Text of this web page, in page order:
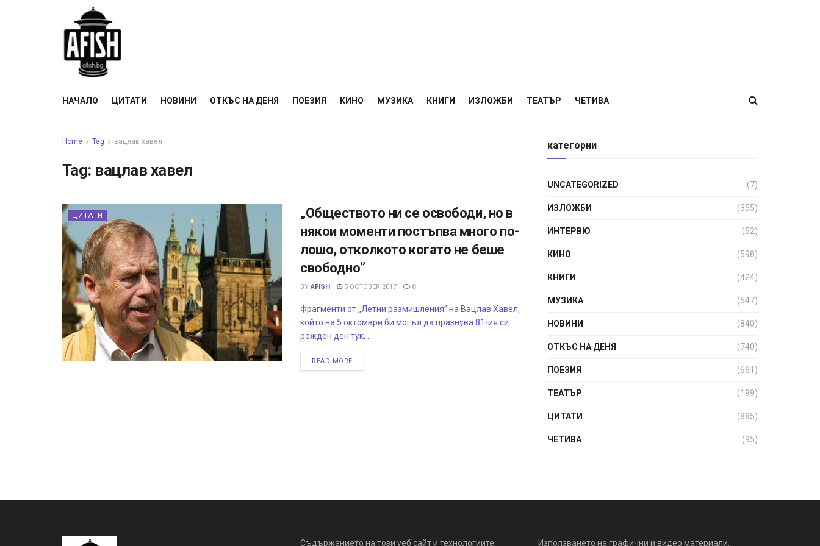
НАЧАЛО ЦИТАТИ НОВИНИ ОТКЪС НА ДЕНЯ ПОЕЗИЯ КИНО МУЗИКА КНИГИ ИЗЛОЖБИ ТЕАТЪР ЧЕТИВА
Home Tag вацлав хавел
Tag: вацлав хавел
ЦИТАТИ
„Обществото ни се освободи, но в
някои моменти постъпва много по-
лошо, отколкото когато не беше
свободно”
BY AFISH 5 OCTOBER 2017 0
Фрагменти от „Летни размишления” на Вацлав Хавел,
който на 5 октомври би могъл да празнува 81-ия си
рожден ден тук, ...
READ MORE
категории
UNCATEGORIZED (7)
ИЗЛОЖБИ (355)
ИНТЕРВЮ (52)
КИНО (598)
КНИГИ (424)
МУЗИКА (547)
НОВИНИ (840)
ОТКЪС НА ДЕНЯ (740)
ПОЕЗИЯ (661)
ТЕАТЪР (199)
ЦИТАТИ (885)
ЧЕТИВА (95)
Съдържанието на този уеб сайт и технологиите, Използването на графични и видео материали,